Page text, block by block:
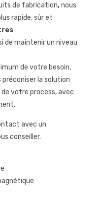
de fabrication,nous
rapide, sûr et
de maintenir un niveau
de votre besoin,
la solution
votre process, avec
avec un
conseiller.